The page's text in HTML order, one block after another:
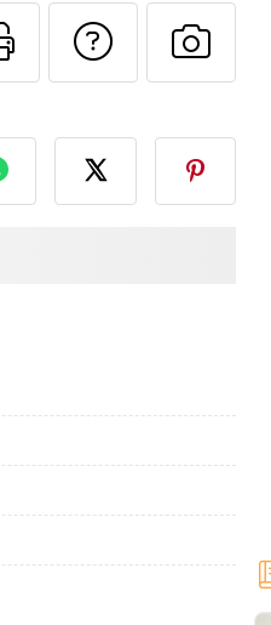
esta receita
Imprima esta
Falar
Fez